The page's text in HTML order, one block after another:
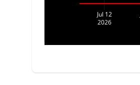
Jul 12
2026